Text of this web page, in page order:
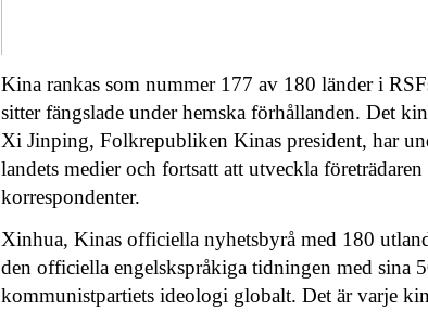
Kina rankas som nummer 177 av 180 länder i
sitter fängslade under hemska förhållanden. Det
Xi Jinping, Folkrepubliken Kinas president, har
landets medier och fortsatt att utveckla
korrespondenter.
Xinhua, Kinas officiella nyhetsbyråmed 180
den officiella engelskspråkiga tidningen med sina
kommunistpartiets ideologi globalt. Det är varje